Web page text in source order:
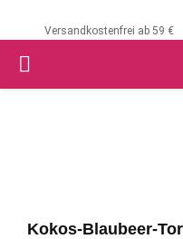
Versandkostenfrei ab 59 €
PRIMARY
Kokos-Blaubeer-